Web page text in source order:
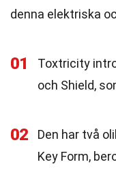
denna elektriska
01
Toxtricity
och Shield,
02
Den har två
Key Form,